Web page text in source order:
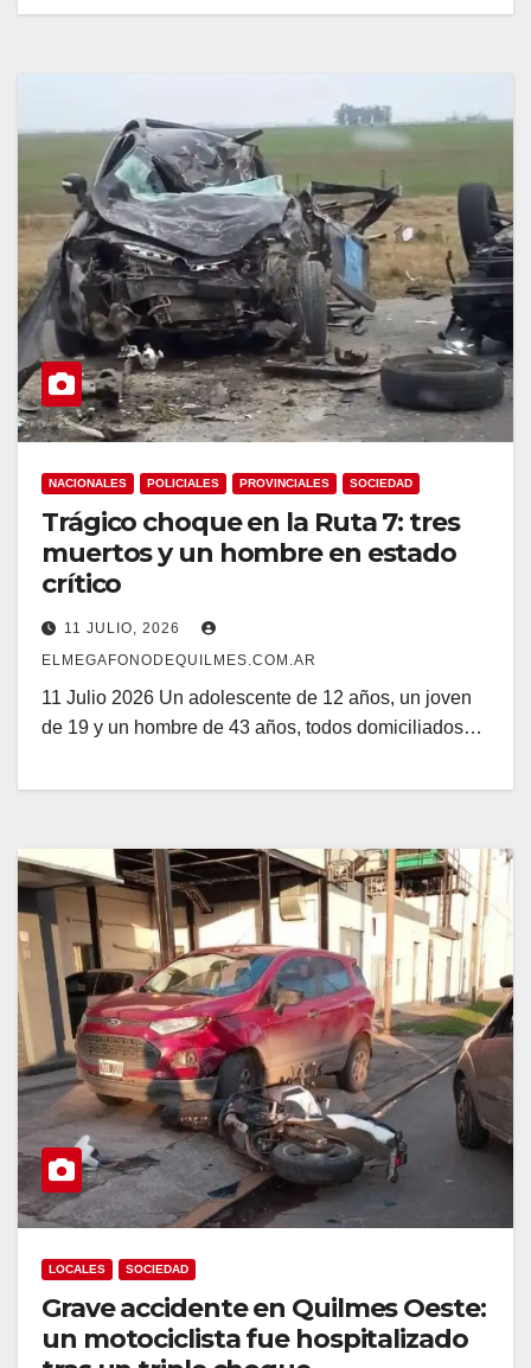
NACIONALES POLICIALES PROVINCIALES SOCIEDAD
Trágico choque en la Ruta 7: tres
muertos y un hombre en estado
crítico
11 JULIO, 2026
ELMEGAFONODEQUILMES.COM.AR
11 Julio 2026 Un adolescente de 12 años, un joven
de 19 y un hombre de 43 años, todos domiciliados…
LOCALES SOCIEDAD
Grave accidente en Quilmes Oeste:
un motociclista fue hospitalizado